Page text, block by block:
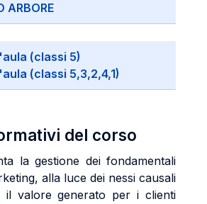
ARBORE
(classi 5)
(classi 5,3,2,4,1)
del corso
la gestione dei fondamentali
alla luce dei nessi causali
il valore generato per i clienti